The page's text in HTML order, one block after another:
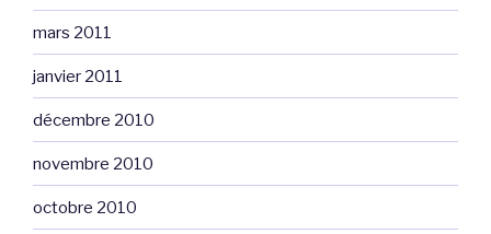
mars 2011
janvier 2011
décembre 2010
novembre 2010
octobre 2010